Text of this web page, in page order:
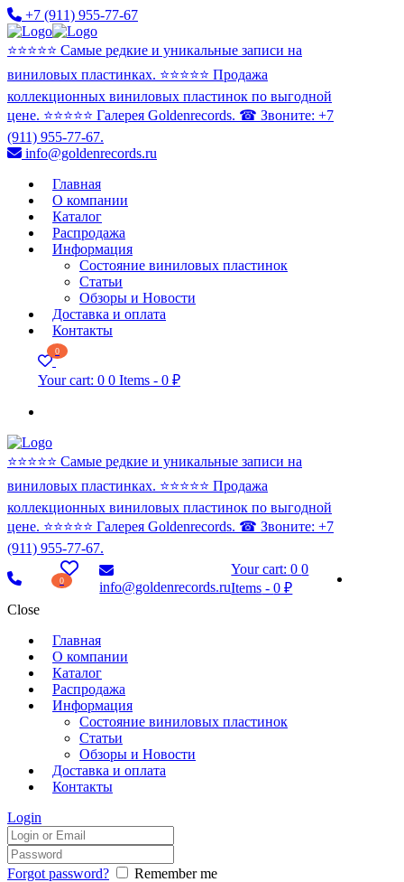
+7 (911) 955-77-67
⭐️⭐️⭐️⭐️⭐️ Самые редкие и уникальные записи на
виниловых пластинках. ⭐️⭐️⭐️⭐️⭐️ Продажа
коллекционных виниловых пластинок по выгодной
цене. ⭐️⭐️⭐️⭐️⭐️ Галерея Goldenrecords. ☎ Звоните: +7
(911) 955-77-67.
info@goldenrecords.ru
Главная
О компании
Каталог
Распродажа
Информация
Состояние виниловых пластинок
Статьи
Обзоры и Новости
Доставка и оплата
Контакты
0
Your cart: 0 0 Items - 0 ₽
⭐️⭐️⭐️⭐️⭐️ Самые редкие и уникальные записи на
виниловых пластинках. ⭐️⭐️⭐️⭐️⭐️ Продажа
коллекционных виниловых пластинок по выгодной
цене. ⭐️⭐️⭐️⭐️⭐️ Галерея Goldenrecords. ☎ Звоните: +7
(911) 955-77-67.
0 info@goldenrecords.ru
Your cart: 00
Items -0 ₽
Close
Главная
О компании
Каталог
Распродажа
Информация
Состояние виниловых пластинок
Статьи
Обзоры и Новости
Доставка и оплата
Контакты
Login
Forgot password? Remember me